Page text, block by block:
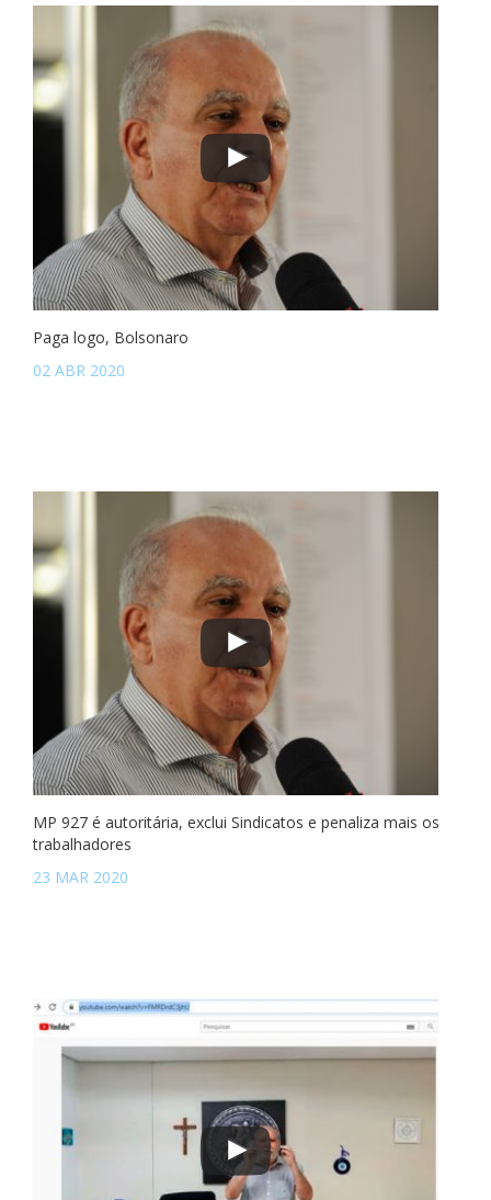
Paga logo, Bolsonaro
02 ABR 2020
MP 927 é autoritária, exclui Sindicatos e penaliza mais os
trabalhadores
23 MAR 2020